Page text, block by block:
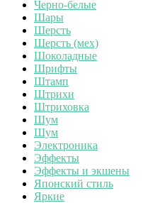
Черно-белые
Шары
Шерсть
Шерсть (мех)
Шоколадные
Шрифты
Штамп
Штрихи
Штриховка
Шум
Шум
Электроника
Эффекты
Эффекты и экшены
Японский стиль
Яркие